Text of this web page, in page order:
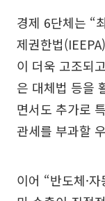
경제 6단체는 “
제권한법
이 더욱 고조되
은 대체법 등을
면서도 추가로
관세를 부과할
이어 “반도체·